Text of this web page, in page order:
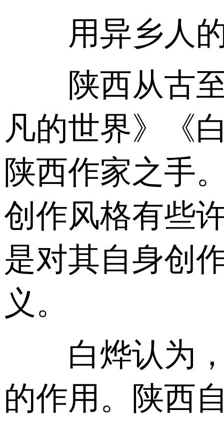
用异乡人的
陕西从古至
凡的世界》《
陕西作家之手
创作风格有些
是对其自身创
义。
白烨认为，
的作用。陕西